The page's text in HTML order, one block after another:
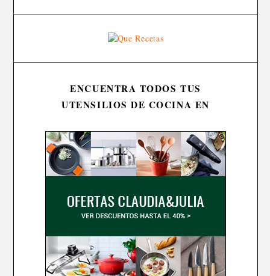
ENCUENTRA TODOS TUS
UTENSILIOS DE COCINA EN